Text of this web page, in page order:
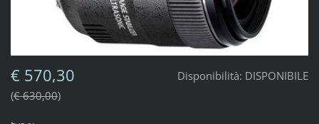
Disponibilità: DISPONIBILE
€ 570,30
€ 630,00